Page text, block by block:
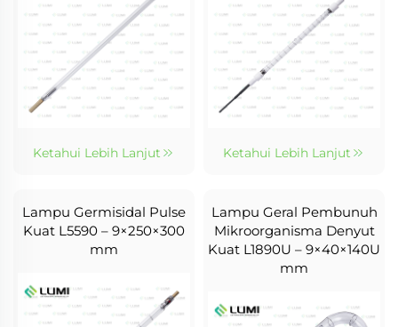
Ketahui Lebih Lanjut Ketahui Lebih Lanjut
Lampu Germisidal Pulse
Kuat L5590 – 9×250×300
mm
Lampu Geral Pembunuh
Mikroorganisma Denyut
Kuat L1890U – 9×40×140U
mm